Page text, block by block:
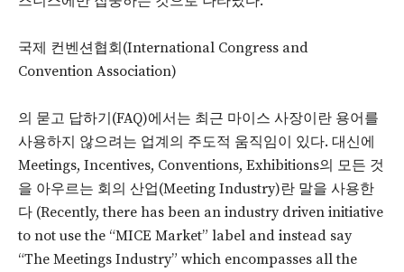
국제 컨벤션협회(International Congress and
Convention Association)
의 묻고 답하기(FAQ)에서는 최근 마이스 사장이란 용어를
사용하지 않으려는 업계의 주도적 움직임이 있다. 대신에
Meetings, Incentives, Conventions, Exhibitions의 모든 것
을 아우르는 회의 산업(Meeting Industry)란 말을 사용한
다 (Recently, there has been an industry driven initiative
to not use the “MICE Market” label and instead say
“The Meetings Industry” which encompasses all the